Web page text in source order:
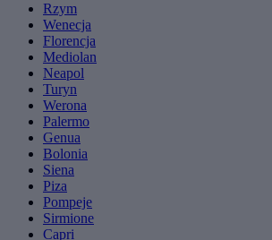
Rzym
Wenecja
Florencja
Mediolan
Neapol
Turyn
Werona
Palermo
Genua
Bolonia
Siena
Piza
Pompeje
Sirmione
Capri